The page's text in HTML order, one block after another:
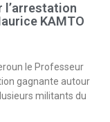
l’arrestation
KAMTO
le Professeur
gagnante autour
militants du